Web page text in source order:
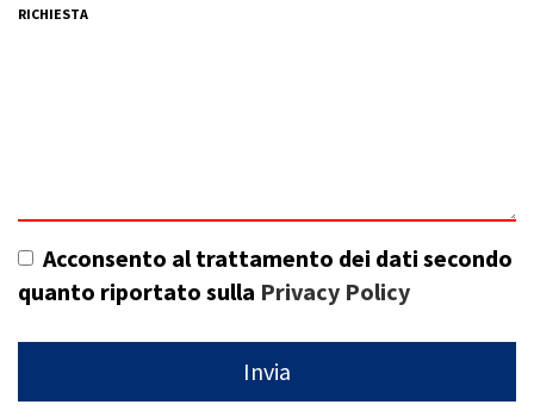
RICHIESTA
Acconsento al trattamento dei dati secondo
quanto riportato sulla Privacy Policy
Invia